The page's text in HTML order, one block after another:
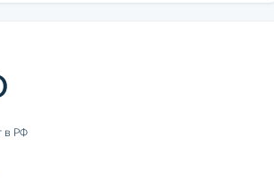
в РФ